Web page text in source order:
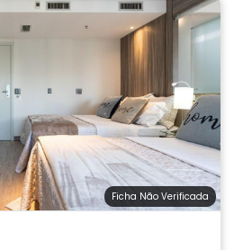
Ficha Não Verificada